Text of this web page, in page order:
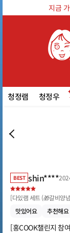
지금
청정램 청정우
BEST shin****
[다있램 세트 (🎁갈비양
맛있어요
추천해요
[홍COOK챌린지 참